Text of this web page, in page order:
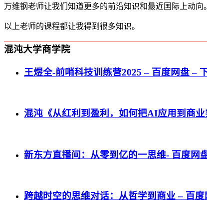
万维钢老师让我们知道更多的前沿知识和最近国际上动向。
以上老师的课程都让我得到很多知识。
混沌大学商学院
王煜全-前哨科技训练营2025 – 百度网盘 –
混沌《从红利到盈利，如何把AI应用到商
新东方直播间：从零到亿的一思维- 百度网
跨越时空的思维对话：从哲学到商业 – 百